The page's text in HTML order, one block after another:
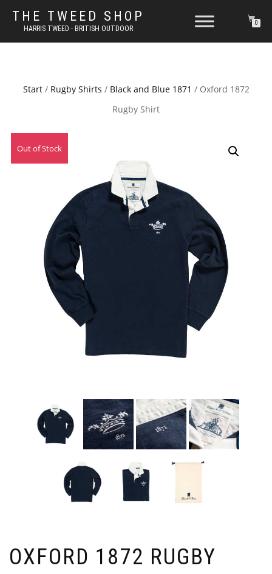
THE TWEED SHOP
HARRIS TWEED - BRITISH OUTDOOR
0
Start/ Rugby Shirts / Black and Blue 1871 / Oxford 1872
Rugby Shirt
Out of Stock
OXFORD 1872 RUGBY